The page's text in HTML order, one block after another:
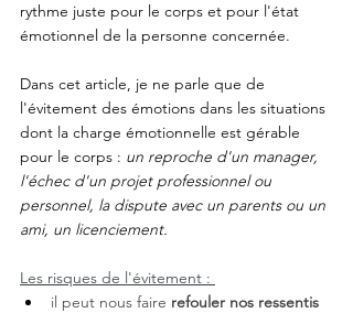
rythme juste pour le corps et pour l'état
émotionnel de la personne concernée.
Dans cet article, je ne parle que de
l'évitement des émotions dans les situations
dont la charge émotionnelle est gérable
pour le corps : un reproche d'un manager,
l'échec d'un projet professionnel ou
personnel, la dispute avec un parents ou un
ami, un licenciement.
Les risques de l'évitement :
il peut nous faire refouler nos ressentis